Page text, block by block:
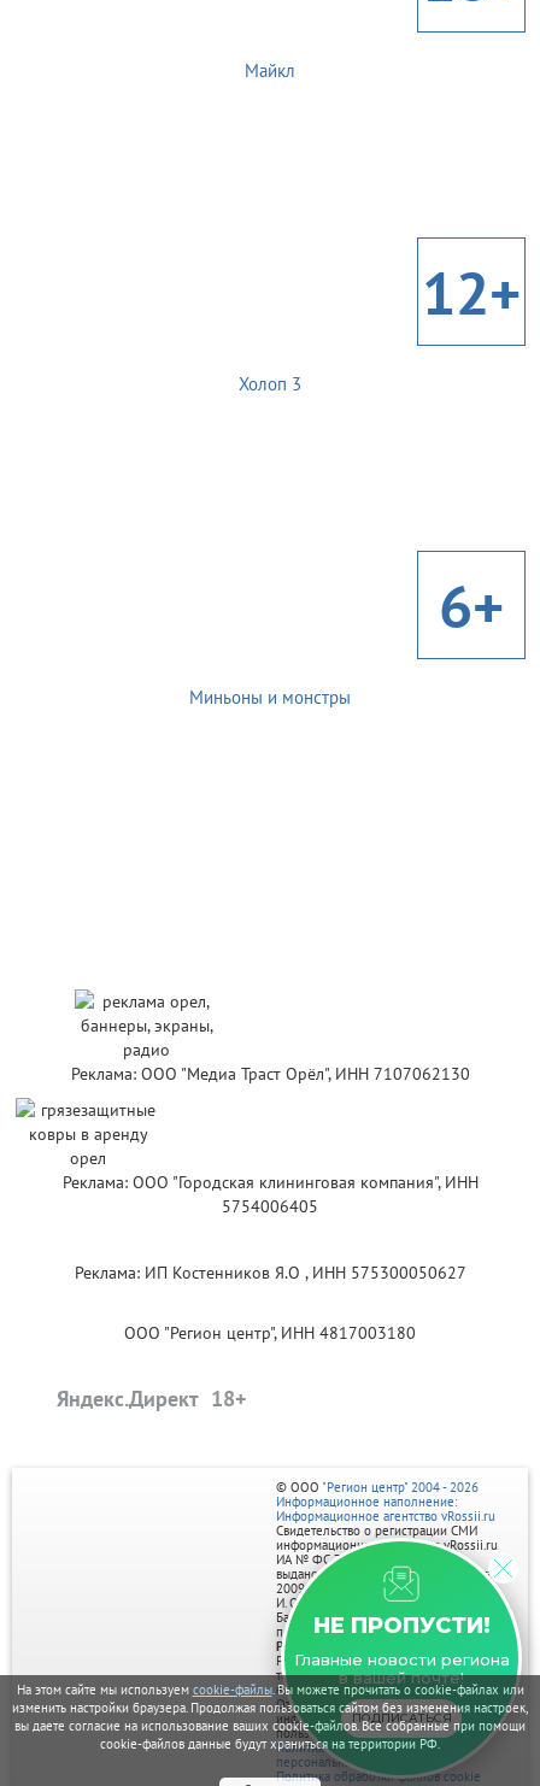
На этом сайте мы используем cookie-файлы. Вы можете прочитать о cookie-файлах или
изменить настройки браузера. Продолжая пользоваться сайтом без изменения настроек,
вы даете согласие на использование ваших cookie-файлов. Все собранные при помощи
cookie-файлов данные будут храниться на территории РФ.
Майкл
12+
Холоп 3
6+
Миньоны и монстры
Реклама: ООО "Медиа Траст Орёл", ИНН 7107062130
Реклама: ООО "Городская клининговая компания", ИНН
5754006405
Реклама: ИП Костенников Я.О , ИНН 575300050627
ООО "Регион центр", ИНН 4817003180
Яндекс.Директ
НЕ ПРОПУСТИ!
Главные новости региона
в вашей почте!
ПОДПИСАТЬСЯ
© ООО "Регион центр" 2004 - 2026
Информационное наполнение:
Информационное агентство vRossii.ru
Свидетельство о регистрации СМИ
информационного агентства vRossii.ru
ИА № ФС 77‑35502
выдано РОСКОМНАДЗОРом 04 марта
2009г.
И. О. Главного редактора Нарыков А. Н.
Баннеры на портале размещаются на
правах рекламы.
Реклама на портале:
Рекламное агентство "Умный маркетинг"
тел. 7-910-267-70-40,
email: umnyy.marketing@yandex.ru
Отдельные публикации могут содержать
информацию, не предназначенную для
пользователей до 18 лет.
Политика в отношении обработки
персональных данных
Политика обработки файлов cookie